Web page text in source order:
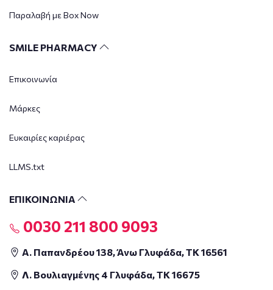
Παραλαβή με Box Now
SMILE PHARMACY
Επικοινωνία
Μάρκες
Ευκαιρίες καριέρας
LLMS.txt
ΕΠΙΚΟΙΝΩΝΙΑ
0030 211 800 9093
Α. Παπανδρέου 138, Άνω Γλυφάδα, ΤΚ 16561
Λ. Βουλιαγμένης 4 Γλυφάδα, ΤΚ 16675